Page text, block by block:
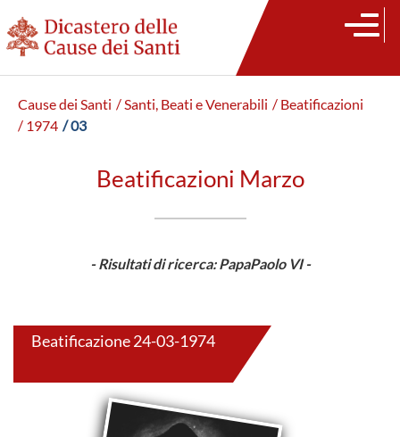
Cause dei Santi / Santi, Beati e Venerabili / Beatificazioni
/ 1974 / 03
Beatificazioni Marzo
- Risultati di ricerca: PapaPaolo VI -
Beatificazione 24-03-1974